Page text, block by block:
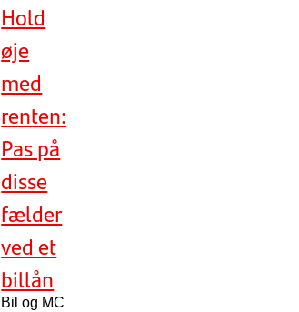
Hold
øje
med
renten:
Pas på
disse
fælder
ved et
billån
Bil og MC